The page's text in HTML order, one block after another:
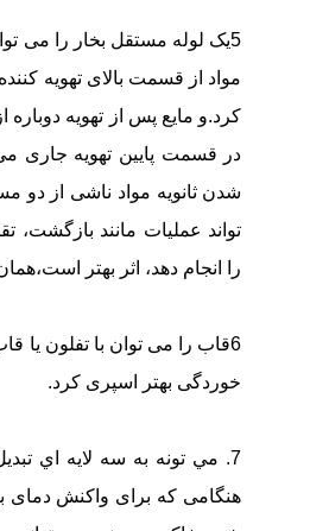
5یک لوله مستقل بخار را می
مواد از قسمت بالای تهویه
کرد.و مایع پس از تهویه
در قسمت پایین تهویه جاری
شدن ثانویه مواد ناشی از دو
تواند عملیات مانند بازگشت،
را انجام دهد، اثر بهتر
6قاب را می توان با تفلون یا
خوردگی بهتر اسپری کرد.
7. مي تونه به سه لايه اي تبديل بشه
هنگامی که برای واکنش دمای